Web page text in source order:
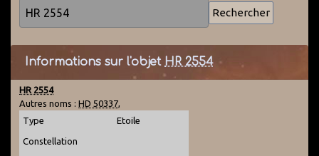
Informations sur l'objet HR 2554
HR 2554
Autres noms : HD 50337,
Type
Etoile
Constellation